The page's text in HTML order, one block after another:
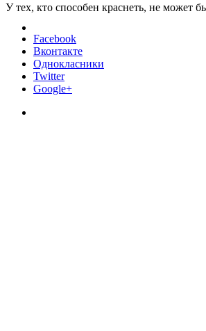
У тех, кто способен краснеть, не может
Facebook
Вконтакте
Однокласники
Twitter
Google+